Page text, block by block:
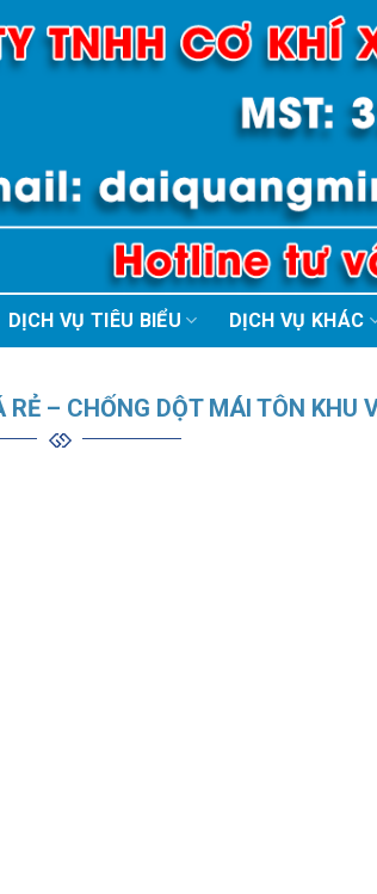
DỊCH VỤ TIÊU BIỂU DỊCH VỤ KHÁC
– CHỐNG DỘT MÁI TÔN KHU